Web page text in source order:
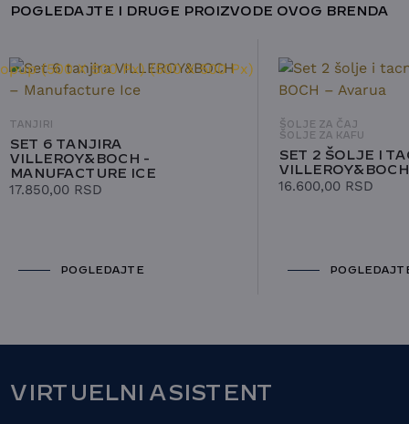
POGLEDAJTE I DRUGE PROIZVODE OVOG BRENDA
TANJIRI
SET 6 TANJIRA
VILLEROY&BOCH -
MANUFACTURE ICE
17.850,00 RSD
POGLEDAJTE
ŠOLJE ZA ČAJ
ŠOLJE ZA KAFU
SET 2 ŠOLJE I
16.600,00 RSD
VIRTUELNI ASISTENT